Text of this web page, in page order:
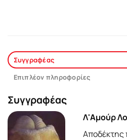
Συγγραφέας
Επιπλέον πληροφορίες
Συγγραφέας
Λ'Αμούρ
Αποδέκτης